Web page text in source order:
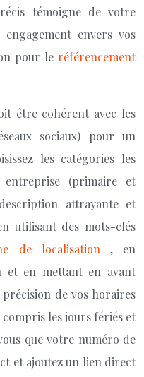
témoigne de votre
envers vos
pour le référencement
être cohérent avec les
sociaux) pour un
les catégories les
(primaire et
attrayante et
utilisant des mots-clés
de localisation , en
et en mettant en avant
de vos horaires
les jours fériés et
que votre numéro de
et ajoutez un lien direct